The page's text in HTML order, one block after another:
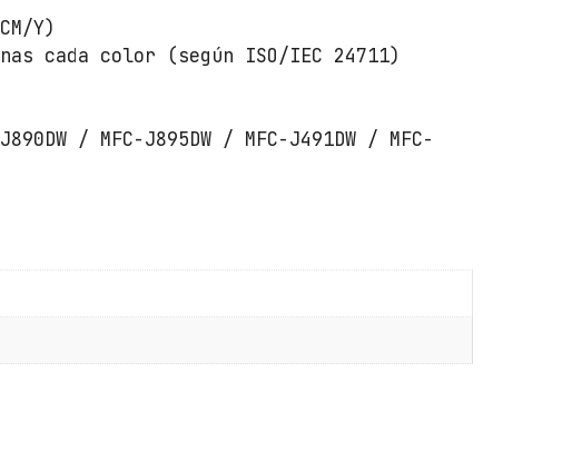
a
O
g
B
t
Y)
cada color (según ISO/IEC 24711)
/ MFC-J895DW / MFC-J491DW / MFC-